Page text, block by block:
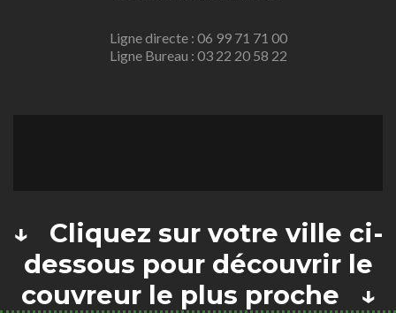
Ligne directe : 06 99 71 71 00
Ligne Bureau : 03 22 20 58 22
↓ Cliquez sur votre ville ci-
dessous pour découvrir le
couvreur le plus proche ↓